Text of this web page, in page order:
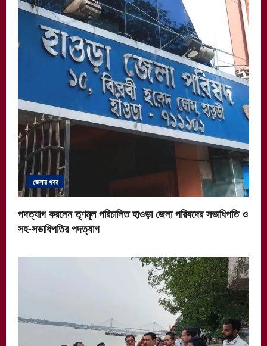
জেলার খবর
পদত্যাগ করলেন তৃণমূল পরিচালিত হাওড়া জেলা পরিষদের সভাধিপতি ও
সহ-সভাধিপতির পদত্যাগ